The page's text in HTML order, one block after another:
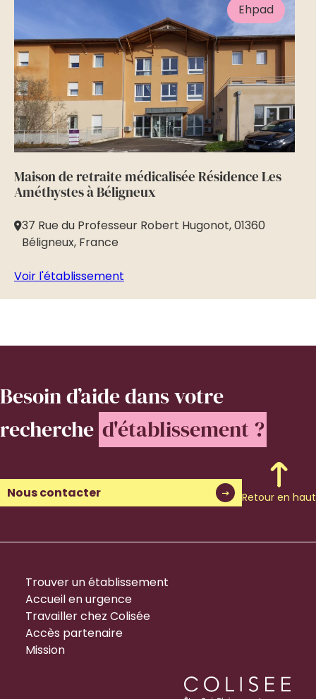
Ehpad
Maison de retraite médicalisée Résidence Les
Améthystes à Béligneux
37 Rue du Professeur Robert Hugonot, 01360
Béligneux, France
Voir l'établissement
Besoin d’aidedans votre
recherche d'établissement ?
Nous contacter Retour en haut
Trouver un établissement
Accueil en urgence
Travailler chez Colisée
Accès partenaire
Mission